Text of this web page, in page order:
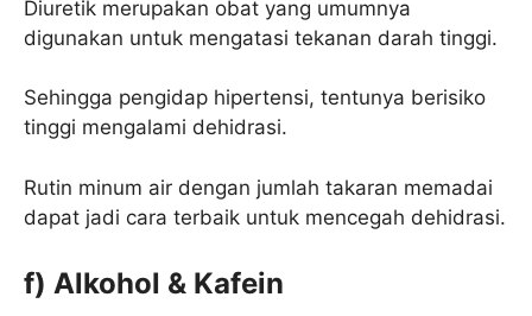
Diuretik merupakan obat yang umumnya
digunakan untuk mengatasi tekanan darah tinggi.
Sehingga pengidap hipertensi, tentunya berisiko
tinggi mengalami dehidrasi.
Rutin minum air dengan jumlah takaran memadai
dapat jadi cara terbaik untuk mencegah dehidrasi.
f) Alkohol & Kafein